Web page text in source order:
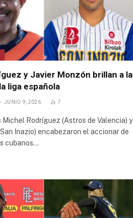
y Javier Monzón brillan a la
liga española
JUNIO 9, 2026 7
Michel Rodríguez (Astros de Valencia) y
Inazio) encabezaron el accionar de
cubanos…